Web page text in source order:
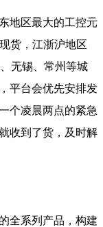
地区最大的工控元
货，江浙沪地区
无锡、常州等城
平台会优先安排发
个凌晨两点的紧急
收到了货，及时解
全系列产品，构建